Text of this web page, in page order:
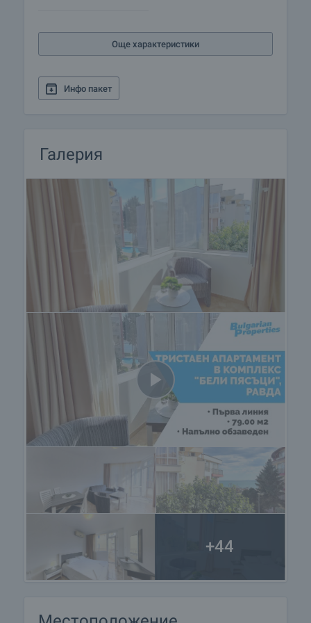
Още характеристики
Инфо пакет
Галерия
+44